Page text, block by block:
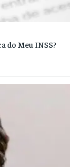
do Meu INSS?